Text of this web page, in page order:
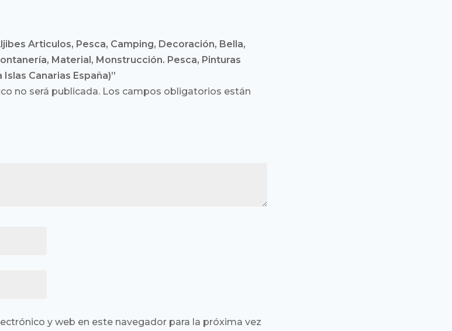
Articulos, Pesca, Camping, Decoración, Bella,
Material, Monstrucción. Pesca, Pinturas
Canarias España)”
no será publicada. Los campos obligatorios están
y web en este navegador para la próxima vez